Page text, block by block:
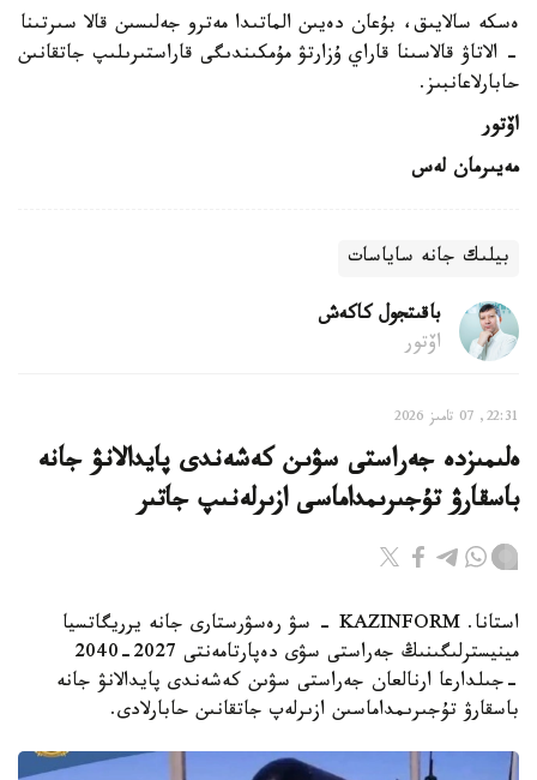
ەسكە سالايىق، بۇعان دەيىن الماتىدا مەترو جەلىسىن قالا سىرتىنا
- الاتاۋ قالاسىنا قاراي ۇزارتۋ مۇمكىندىگى قاراستىرىلىپ جاتقانىن
حابارلاعانبىز.
اۆتور
مەيىرمان لەس
بيلىك جانە ساياسات
باقىتجول كاكەش
اۆتور
22:31, 07 تامىز 2026
ەلىمىزدە جەراستى سۋىن كەشەندى پايدالانۋ جانە
باسقارۋ تۇجىرىمداماسى ازىرلەنىپ جاتىر
استانا. KAZINFORM - سۋ رەسۋرستارى جانە يرريگاتسيا
مينيسترلىگىنىڭ جەراستى سۋى دەپارتامەنتى 2027-2040
-جىلدارعا ارنالعان جەراستى سۋىن كەشەندى پايدالانۋ جانە
باسقارۋ تۇجىرىمداماسىن ازىرلەپ جاتقانىن حابارلادى.